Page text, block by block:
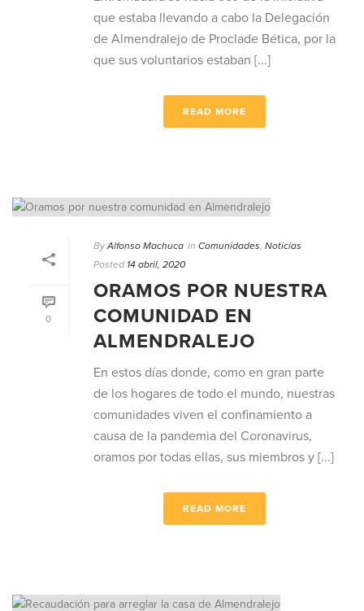
que estaba llevando a cabo la Delegación
de Almendralejo de Proclade Bética, por la
que sus voluntarios estaban [...]
READ MORE
0
By Alfonso Machuca In Comunidades Noticias
Posted 14 abril, 2020
ORAMOS POR NUESTRA
COMUNIDAD EN
ALMENDRALEJO
En estos días donde, como en gran parte
de los hogares de todo el mundo, nuestras
comunidades viven el confinamiento a
causa de la pandemia del Coronavirus,
oramos por todas ellas, sus miembros y [...]
READ MORE